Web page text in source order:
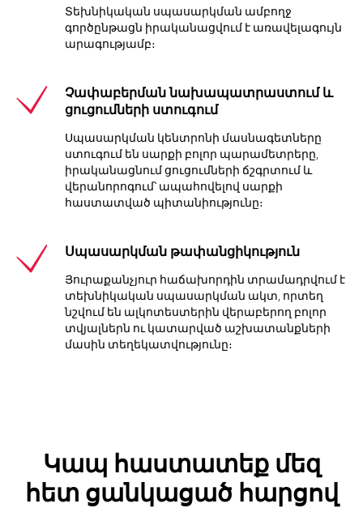
Տեխնիկական սպասարկման ամբողջ
գործընթացն իրականացվում է առավելագույն
արագությամբ։
Չափաբերման նախապատրաստում և
ցուցումների ստուգում
Սպասարկման կենտրոնի մասնագետները
ստուգում են սարքի բոլոր պարամետրերը,
իրականացնում ցուցումների ճշգրտում և
վերանորոգում՝ ապահովելով սարքի
հաստատված պիտանիությունը։
Սպասարկման թափանցիկություն
Յուրաքանչյուր հաճախորդին տրամադրվում է
տեխնիկական սպասարկման ակտ, որտեղ
նշվում են ալկոտեստերին վերաբերող բոլոր
տվյալներն ու կատարված աշխատանքների
մասին տեղեկատվությունը։
Կապ հաստատեք մեզ
հետ ցանկացած հարցով